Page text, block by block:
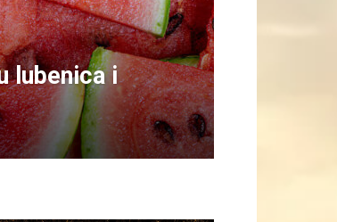
lubenica i